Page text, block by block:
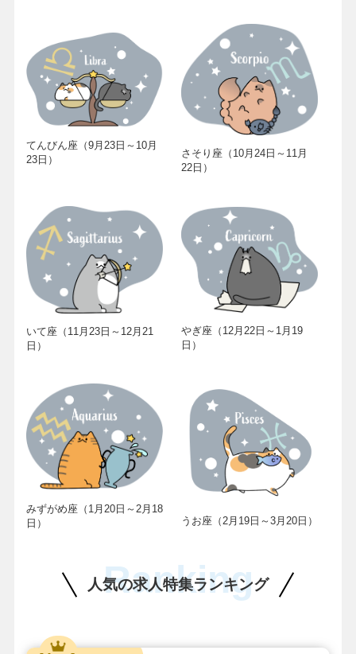
てんびん座（9月23日～10月
23日）
さそり座（10月24日～11月
22日）
いて座（11月23日～12月21
日）
やぎ座（12月22日～1月19
日）
みずがめ座（1月20日～2月18
日）
うお座（2月19日～3月20日）
人気の求人特集ランキング
Ranking